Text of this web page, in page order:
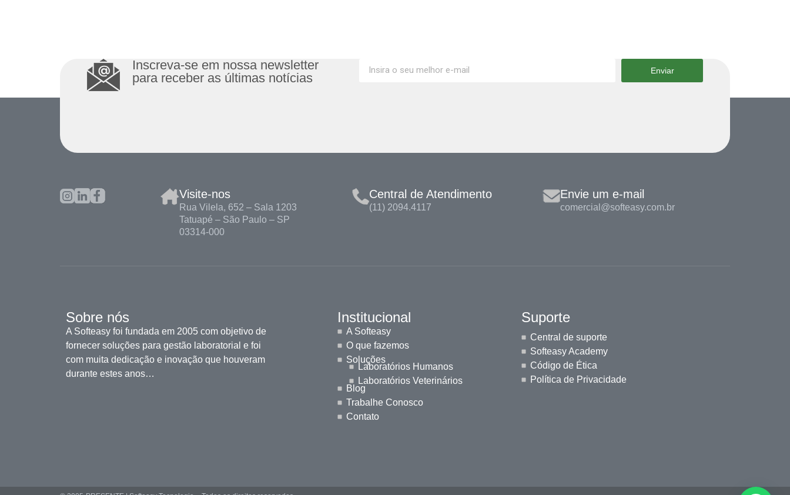
Inscreva-se em nossa newsletter
para receber as últimas notícias
Enviar
Visite-nos
Rua Vilela, 652 – Sala 1203
Tatuapé – São Paulo – SP
03314-000
Central de Atendimento
(11) 2094.4117
Envie um e-mail
comercial@softeasy.com.br
Sobre nós
A Softeasy foi fundada em 2005 com objetivo de
fornecer soluções para gestão laboratorial e foi
com muita dedicação e inovação que houveram
durante estes anos…
Institucional
A Softeasy
O que fazemos
Soluções
Laboratórios Humanos
Laboratórios Veterinários
Blog
Trabalhe Conosco
Contato
Suporte
Central de suporte
Softeasy Academy
Código de Ética
Política de Privacidade